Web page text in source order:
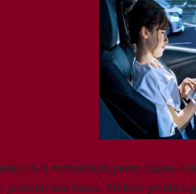
(AI) memainkan peran utama
perilaku lalu lintas. Melalui